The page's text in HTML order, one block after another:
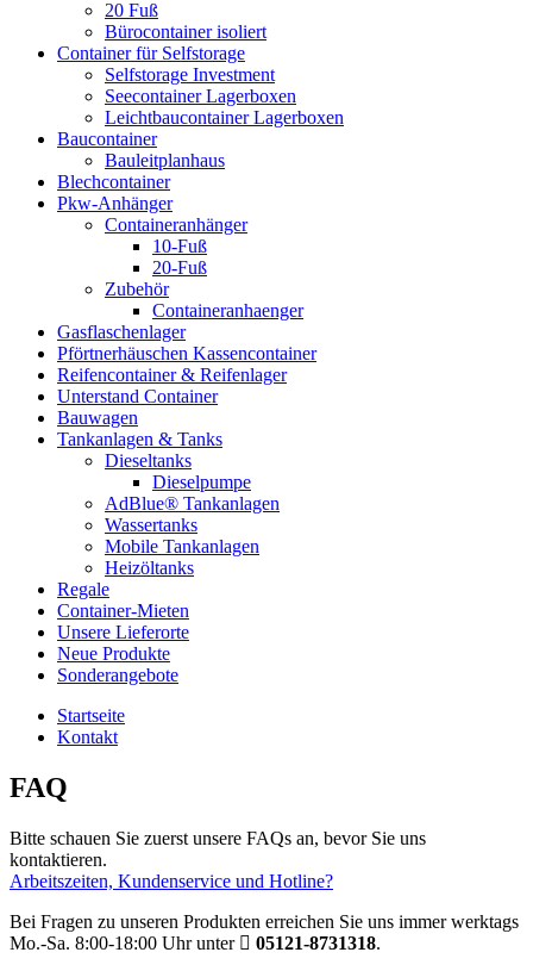
20 Fuß
Bürocontainer isoliert
Container für Selfstorage
Selfstorage Investment
Seecontainer Lagerboxen
Leichtbaucontainer Lagerboxen
Baucontainer
Bauleitplanhaus
Blechcontainer
Pkw-Anhänger
Containeranhänger
10-Fuß
20-Fuß
Zubehör
Containeranhaenger
Gasflaschenlager
Pförtnerhäuschen Kassencontainer
Reifencontainer & Reifenlager
Unterstand Container
Bauwagen
Tankanlagen & Tanks
Dieseltanks
Dieselpumpe
AdBlue® Tankanlagen
Wassertanks
Mobile Tankanlagen
Heizöltanks
Regale
Container-Mieten
Unsere Lieferorte
Neue Produkte
Sonderangebote
Startseite
Kontakt
FAQ
Bitte schauen Sie zuerst unsere FAQs an, bevor Sie uns
kontaktieren.
Arbeitszeiten, Kundenservice und Hotline?
Bei Fragen zu unseren Produkten erreichen Sie uns immer werktags
Mo.-Sa. 8:00-18:00 Uhr unter
05121-8731318.